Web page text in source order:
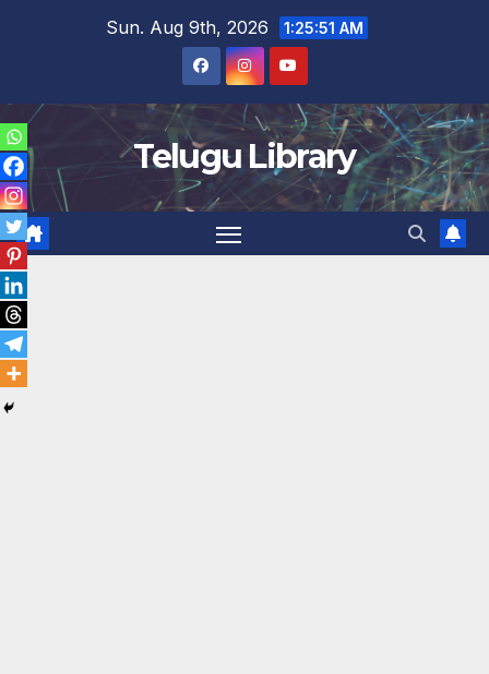
Sun. Aug 9th, 2026 1:25:52 AM
Telugu Library